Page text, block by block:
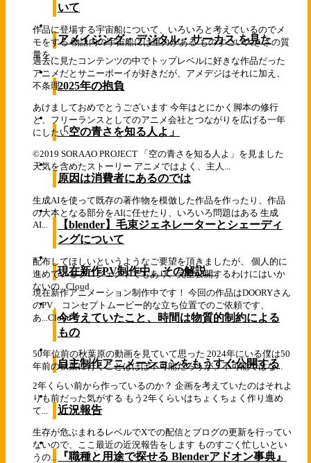
いて
作品に登場する宇宙船について、いろいろと考えているのでメ
モをする 物語内の宇宙船には重力がある ものすごい大きさの質
量を...
アメイジング・デジタル・サーカス を見た
過去に見たコンテンツの中でトップレベルに好きな作品だった
アニメだとサニーボーイが好きだが、アメデジはそれに加え、
不条理...2025年の抱負
あけましておめでとうございます 今年はとにかく脚本の修行
と、フリーランスとしてのアニメ会社とつながりを広げる一年
にしたい...「空の青さを知る人よ」
©2019 SORAAO PROJECT 「空の青さを知る人よ」を見ました
天気を含めたストーリー アニメではよく、主人...
原因は消費者にあるのでは
生成AIを使って既存の著作物を模倣した作品を作ったり、作品
の大本となる部分をAIに任せたり、いろいろ問題はある 生成
AI...
【blender】毛束ジェネレーターとシェーディ
ングについて
配布してほしいというようなご要望を頂きましたが、 個人的に
進めているプロジェクトでもあり、完全公開するわけにはいか
ないの...Cloud
現在新作PV制作中、その解説。
現在新作アニメーション制作中です！ 今回の作品はDOORYさん
のPV、コンセプトムービー的な立ち位置でのご依頼です、
あ...Cloud
今考えていたこと、時間は物質的制約による
もの
50年位前の秋葉原の動画を見ていて思った 2024年にいる僕は50
年前の秋葉に行くことはほぼ不可能だろうが、不可能ではな...
自主制作アニメーションをもうすぐ公開する
2年くらい前から作っているのか？ 企画を考えていたのはそれよ
りも前だった気がする もう2年くらいはちょくちょく作り進め
て...
近況報告
生存が危ぶまれるレベルでXでの配信とブログの更新を行ってい
ないので、ここ最近の近況報告をします ものすごく忙しいとい
うの...
『職種と用途で探せる Blenderアドオン事典』